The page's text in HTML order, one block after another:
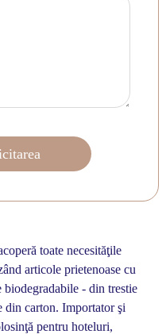
toate necesităţile
articole prietenoase cu
- din trestie
din carton. Importator şi
pentru hoteluri,